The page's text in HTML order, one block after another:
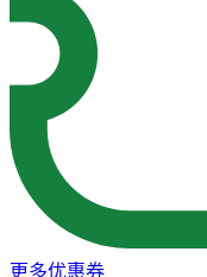
更多优惠券